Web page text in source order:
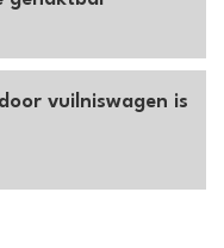
vuilniswagen is